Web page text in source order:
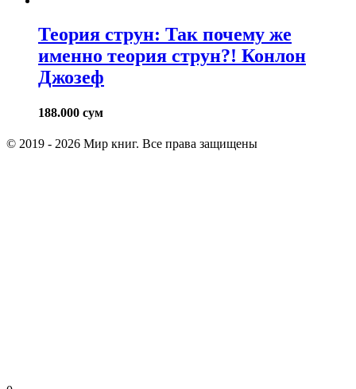
Теория струн: Так почему же
именно теория струн?! Конлон
Джозеф
188.000 сум
© 2019 - 2026 Мир книг. Все права защищены